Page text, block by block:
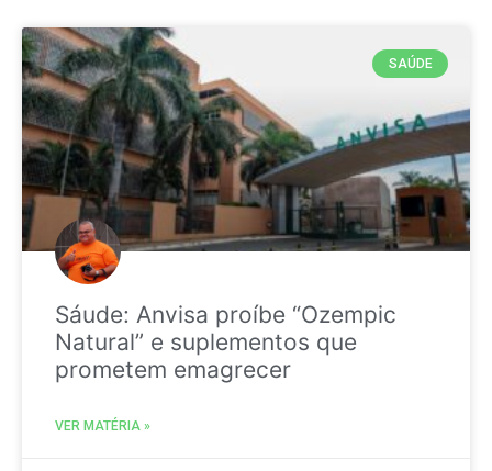
SAÚDE
Sáude: Anvisa proíbe “Ozempic
Natural” e suplementos que
prometem emagrecer
VER MATÉRIA »